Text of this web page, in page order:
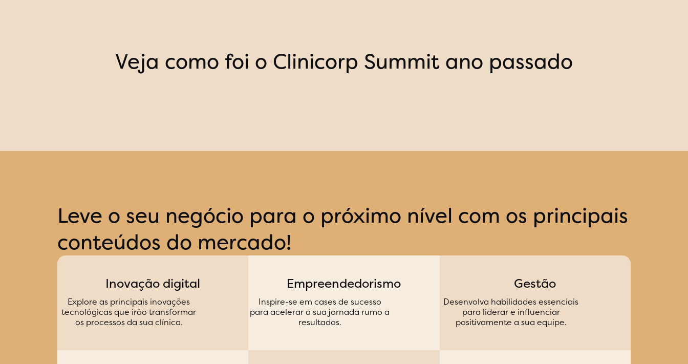
Veja como foi o Clinicorp Summit ano passado
Leve o seu negócio para o próximo nível com os principais
conteúdos do mercado!
Inovação digital
Explore as principais inovações
tecnológicas que irão transformar
os processos da sua clínica.
Empreendedorismo
Inspire-se em cases de sucesso
para acelerar a sua jornada rumo a
resultados.
Gestão
Desenvolva habilidades essenciais
para liderar e influenciar
positivamente a sua equipe.